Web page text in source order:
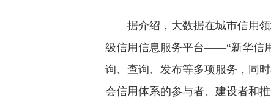
据介绍，大数据在城市信用
级信用信息服务平台——“新华信
询、查询、发布等多项服务，同
会信用体系的参与者、建设者和